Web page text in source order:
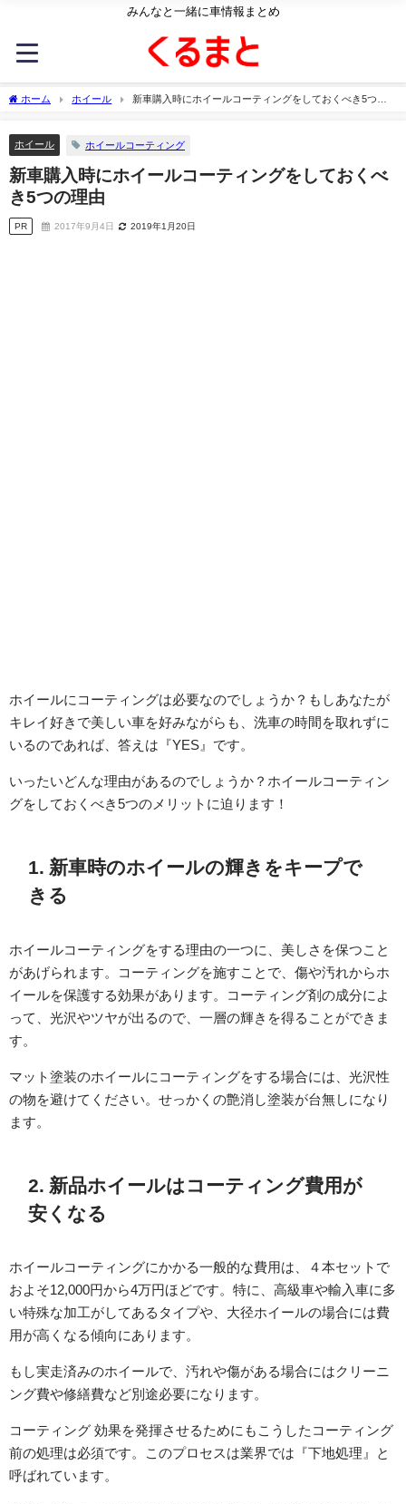
みんなと一緒に車情報まとめ
ホーム ホイール
新車購入時にホイールコーティングをしておくべき5つの
ホイール ホイールコーティング
新車購入時にホイールコーティングをしておくべ
き5つの理由
PR 2017年9月4日 2019年1月20日
ホイールにコーティングは必要なのでしょうか？もしあなたが
キレイ好きで美しい車を好みながらも、洗車の時間を取れずに
いるのであれば、答えは『YES』です。
いったいどんな理由があるのでしょうか？ホイールコーティン
グをしておくべき5つのメリットに迫ります！
1. 新車時のホイールの輝きをキープで
きる
ホイールコーティングをする理由の一つに、美しさを保つこと
があげられます。コーティングを施すことで、傷や汚れからホ
イールを保護する効果があります。コーティング剤の成分によ
って、光沢やツヤが出るので、一層の輝きを得ることができま
す。
マット塗装のホイールにコーティングをする場合には、光沢性
の物を避けてください。せっかくの艶消し塗装が台無しになり
ます。
2. 新品ホイールはコーティング費用が
安くなる
ホイールコーティングにかかる一般的な費用は、４本セットで
およそ12,000円から4万円ほどです。特に、高級車や輸入車に多
い特殊な加工がしてあるタイプや、大径ホイールの場合には費
用が高くなる傾向にあります。
もし実走済みのホイールで、汚れや傷がある場合にはクリーニ
ング費や修繕費など別途必要になります。
コーティング 効果を発揮させるためにもこうしたコーティング
前の処理は必須です。このプロセスは業界では『下地処理』と
呼ばれています。